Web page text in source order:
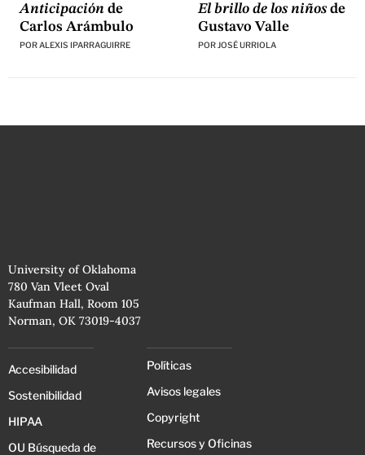
Anticipaciónde
Carlos Arámbulo
PORALEXIS IPARRAGUIRRE
El brillo de los niñosde
Gustavo Valle
POR JOSÉ URRIOLA
University of Oklahoma
780 Van Vleet Oval
Kaufman Hall, Room 105
Norman, OK 73019-4037
Accesibilidad
Sostenibilidad
HIPAA
OU Búsqueda de
Políticas
Avisos legales
Copyright
Recursos y Oficinas